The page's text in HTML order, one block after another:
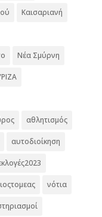
Καισαριανή
Νέα Σμύρνη
αθλητισμός
αυτοδιοίκηση
νότια